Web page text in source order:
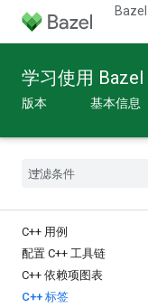
学习使用
版本 基本信息
C++ 用例
配置 C++ 工具链
C++ 依赖项图表
C++ 标签